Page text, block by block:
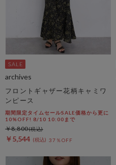
archives
フロントギャザー花柄キャミワ
ンピース
期間限定タイムセールSALE価格から更に
10%OFF! 8/10 10:00まで
￥8,800
￥5,544 37％OFF